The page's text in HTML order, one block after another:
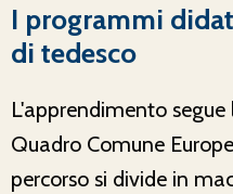
I programmi
di tedesco
L'apprendimento
Quadro Comune
percorso si divide in